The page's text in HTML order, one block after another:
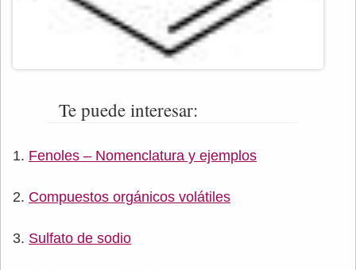
Te puede interesar:
Fenoles – Nomenclatura y ejemplos
Compuestos orgánicos volátiles
Sulfato de sodio